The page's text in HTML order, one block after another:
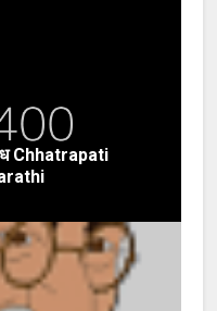
Chhatrapati